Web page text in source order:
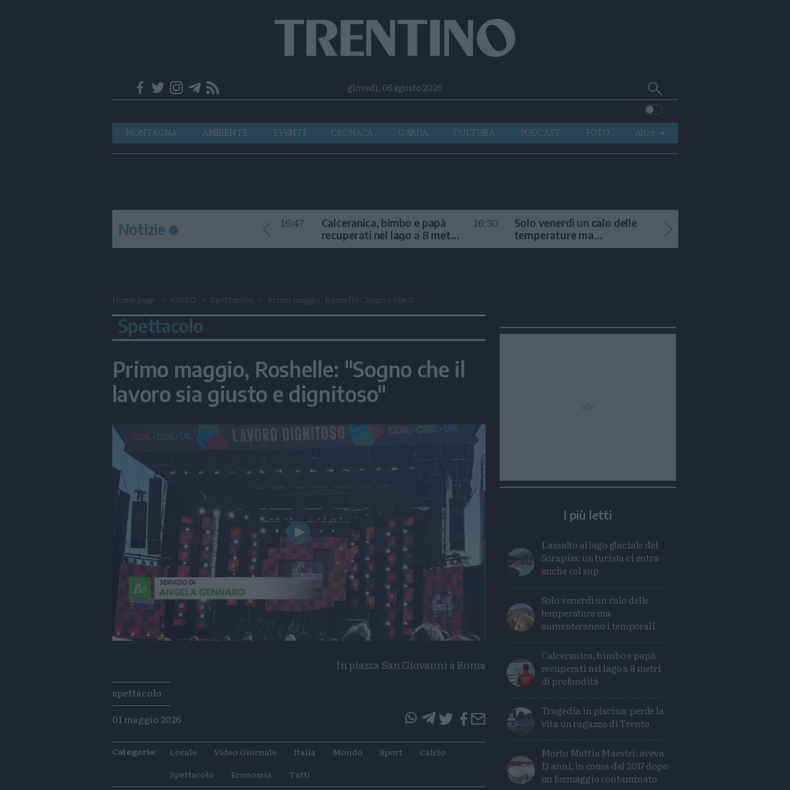
Telegram
RSSgiovedì, 06 agosto 2026 Cerca
su
Trentino
Navigazione
principale
MONTAGNA AMBIENTE EVENTI CRONACA GARDA CULTURA PODCAST FOTO
Altre
VIDEO
Notizie 16:47
Calceranica, bimbo e papà
recuperati nel lago a 8 metri
di profondità
16:30
Solo venerdì un calo delle
temperature ma
aumenteranno i temporali
Home page VIDEO Spettacolo Primo maggio, Roshelle: "Sogno che il...
Spettacolo
Primo maggio, Roshelle: "Sogno che il
lavoro sia giusto e dignitoso"
Play
Video
In piazza San Giovanni a Roma
Tags
spettacolo
01 maggio 2026
Condividi
articolo
Condividi
articolo
TwitterCondividi
Mail
Categorie: Locale Video Giornale Italia Mondo Sport
Calcio
Spettacolo
Economia Tutti
I più letti
L'assalto al lago glaciale del
Sorapiss: un turista ci entra
anche col sup
Solo venerdì un calo delle
temperature ma
aumenteranno i temporali
Calceranica, bimbo e papà
recuperati nel lago a 8 metri
di profondità
Tragedia in piscina: perde la
vita un ragazzo di Trento
Morto Mattia Maestri: aveva
13 anni, in coma dal 2017 dopo
un formaggio contaminato